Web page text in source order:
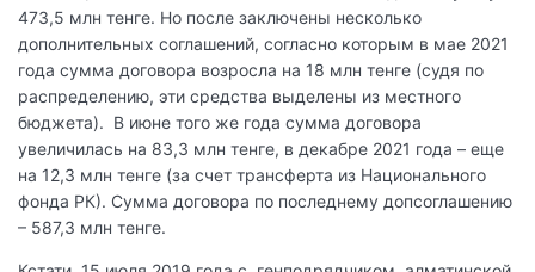
473,5 млн тенге. Но после заключены несколько
дополнительных соглашений, согласно которым в мае 2021
года сумма договора возросла на 18 млн тенге (судя по
распределению, эти средства выделены из местного
бюджета). В июне того же года сумма договора
увеличилась на 83,3 млн тенге, в декабре 2021 года – еще
на 12,3 млн тенге (за счет трансферта из Национального
фонда РК). Сумма договора по последнему допсоглашению
– 587,3 млн тенге.